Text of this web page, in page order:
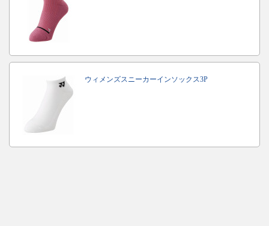
ウィメンズスニーカーインソックス3P